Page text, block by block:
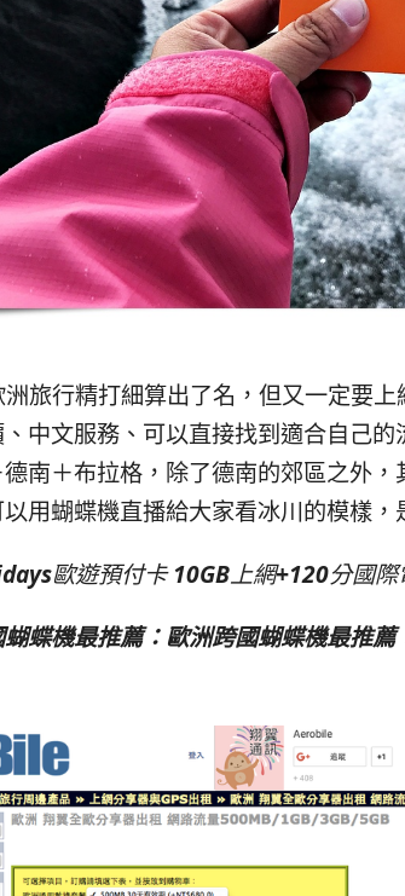
旅行精打細算出了名，但又一定要
中文服務、可以直接找到適合自己
南＋布拉格，除了德南的郊區之外
用蝴蝶機直播給大家看冰川的模樣，
歐遊預付卡10GB上網+120分國
蝶機最推薦：歐洲跨國蝴蝶機最推薦